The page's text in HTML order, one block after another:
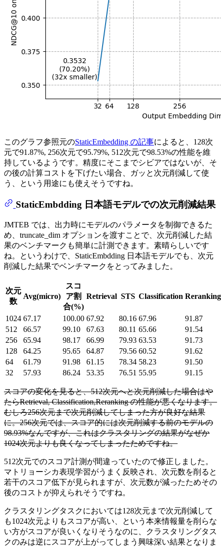
このグラフ参照元のStaticEmbedding の記事によると、128次
元で91.87%, 256次元で95.79%, 512次元で98.53%の性能を維
持しているようです。精度にそこまでシビアではないが、そ
の後の計算コストを下げたい場合、ガッと次元削減して使
う、という用途にも使えそうですね。
StaticEmbdding 日本語モデルでの次元削減結果
JMTEB では、出力時にモデルのパラメータを制御できるた
め、truncate_dim オプションを渡すことで、次元削減した結
果のベンチマークも簡単に計測できます。素晴らしいです
ね。というわけで、StaticEmbdding 日本語モデルでも、次元
削減した結果でベンチマークをとってみました。
次元
数
Avg(micro)
スコ
ア割
合(%)
Retrieval STS Classification Reranking
1024 67.17 100.00 67.92 80.16 67.96
91.87
512
66.57 99.10 67.63 80.11 65.66
91.54
256
65.94 98.17 66.99 79.93 63.53
91.73
128
64.25 95.65 64.87 79.56 60.52
91.62
64
61.79 91.98 61.15 78.34 58.23
91.50
32
57.93 86.24 53.35 76.51 55.95 91.15
スコアの変化を見ると、512次元へと次元削減した場合はや
たらRetrieval, Classification,Reranking の性能が悪くなります。
むしろ256次元まで次元削減してしまった方が良好な結果
に。256次元では、スコア的には次元削減する前のモデルの
98.93%なんですが、これはクラスタリングの結果がなぜか
1024次元よりも良くなってしまったためですね。
512次元でのスコア計測が間違っていたので修正しました。
マトリョーシカ表現学習がうまく反映され、次元数を削ると
若干のスコア低下が見られますが、次元数が減ったためその
後のコストが抑えられそうですね。
クラスタリングタスクにおいては128次元まで次元削減して
も1024次元よりもスコアが高い、という本来情報量を削らな
い方がスコアが良いくなりそうなのに、クラスタリングタス
クのみは逆にスコアが上がってしまう興味深い結果となりま